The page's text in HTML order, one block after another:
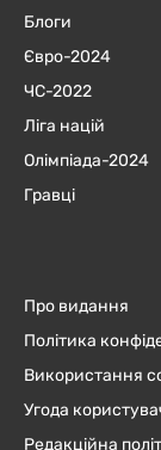
Блоги
Євро-2024
ЧC-2022
Ліга націй
Олімпіада-2024
Гравці
Про видання
Політика
Використання
Угода
Редакційна